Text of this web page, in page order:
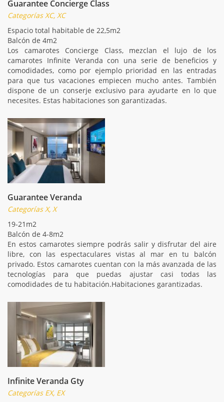
Guarantee Concierge Class
Categorías XC, XC
Espacio total habitable de 22,5m2
Balcón de 4m2
Los camarotes Concierge Class, mezclan el lujo de los
camarotes Infinite Veranda con una serie de beneficios y
comodidades, como por ejemplo prioridad en las entradas
para que tus vacaciones empiecen mucho antes. También
dispone de un conserje exclusivo para ayudarte en lo que
necesites. Estas habitaciones son garantizadas.
Guarantee Veranda
Categorías X, X
19-21m2
Balcón de 4-8m2
En estos camarotes siempre podrás salir y disfrutar del aire
libre, con las espectaculares vistas al mar en tu balcón
privado. Estos camarotes cuentan con la más avanzada de las
tecnologías para que puedas ajustar casi todas las
comodidades de tu habitación.Habitaciones garantizadas.
Infinite Veranda Gty
Categorías EX, EX